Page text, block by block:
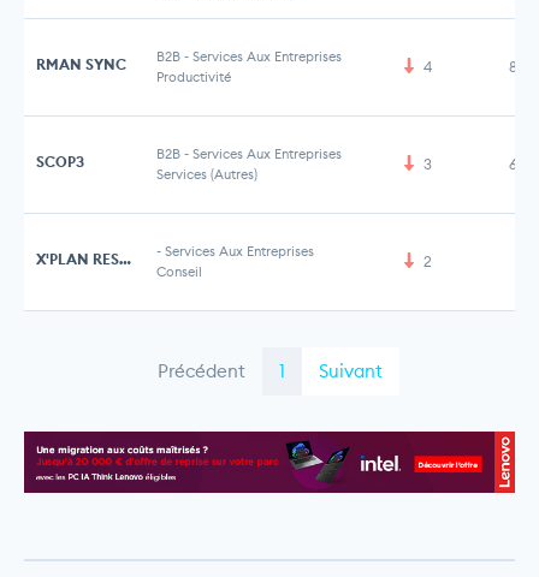
RMAN SYNC B2B - Services Aux Entreprises
Productivité
4
SCOP3 B2B - Services Aux Entreprises
Services (Autres)
3
X'PLAN RESEARCH - Services Aux Entreprises
Conseil
2
Précédent 1 Suivant